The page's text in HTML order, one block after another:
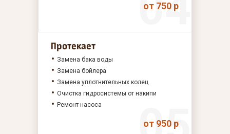
от 750 р
Протекает
Замена бака воды
Замена бойлера
Замена уплотнительных колец
Очистка гидросистемы от накипи
Ремонт насоса
от 950 р